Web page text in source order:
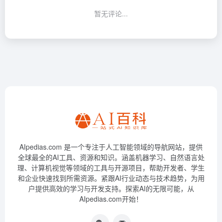
暂无评论...
AIpedias.com 是一个专注于人工智能领域的导航网站，提供
全球最全的AI工具、资源和知识。涵盖机器学习、自然语言处
理、计算机视觉等领域的工具与开源项目，帮助开发者、学生
和企业快速找到所需资源。紧跟AI行业动态与技术趋势，为用
户提供高效的学习与开发支持。探索AI的无限可能，从
AIpedias.com开始！